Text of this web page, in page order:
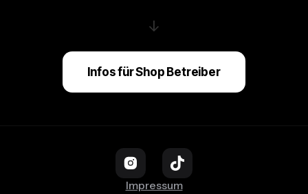
↓
Infos für Shop Betreiber
Impressum